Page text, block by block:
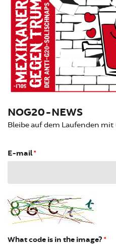
NOG20-NEWS
Bleibe auf dem Laufenden
E-mail*
What code is in the image? *